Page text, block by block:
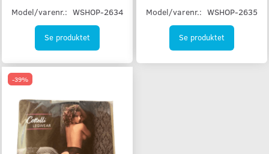
Model/varenr.: WSHOP-2634
Se produktet
Model/varenr.: WSHOP-2635
Se produktet
-39%